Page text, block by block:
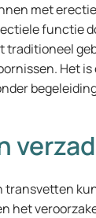
met
functie
traditioneel
Het
transvetten
het